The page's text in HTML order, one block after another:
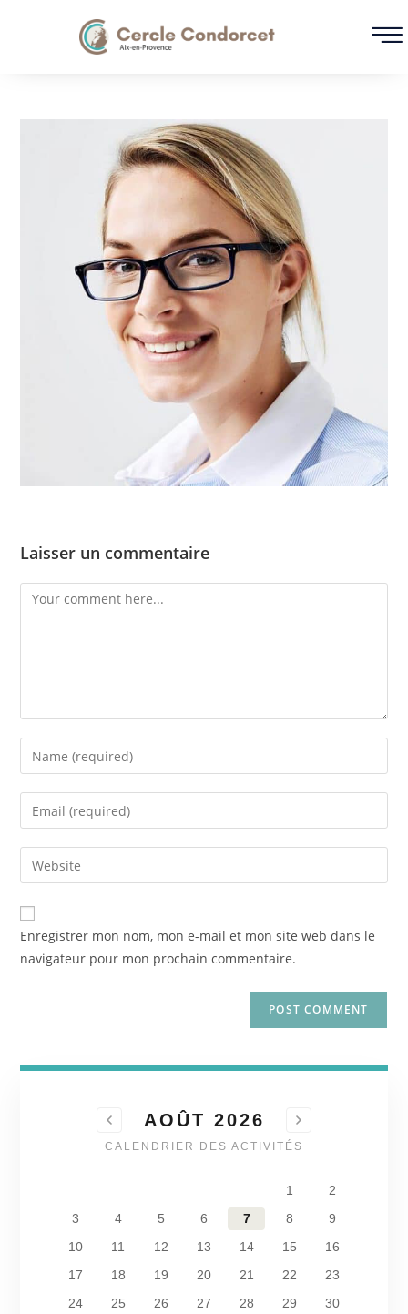
Laisser un commentaire
Enregistrer mon nom, mon e-mail et mon site web dans le
navigateur pour mon prochain commentaire.
AOÛT 2026
CALENDRIER DES ACTIVITÉS
1
2
3
4 5 6 7 8
9
10
11 12 13 14 15
16
17
18 19 20 21 22
23
24
25 26 27 28 29
30